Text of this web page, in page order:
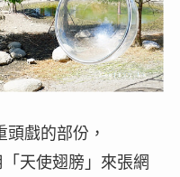
頭戲的部份，
天使翅膀」來張網